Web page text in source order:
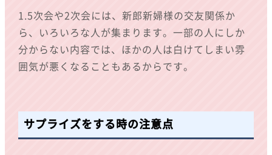
1.5次会や2次会には、新郎新婦様の交友関係か
ら、いろいろな人が集まります。一部の人にしか
分からない内容では、ほかの人は白けてしまい雰
囲気が悪くなることもあるからです。
サプライズをする時の注意点